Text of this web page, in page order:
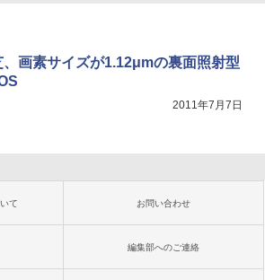
、画素サイズが1.12μmの裏面照射型
2011年7月7日
て お問い合わせ
編集部へのご連絡